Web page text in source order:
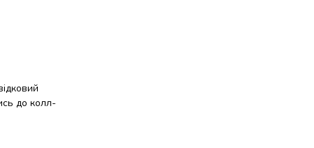
до колл-